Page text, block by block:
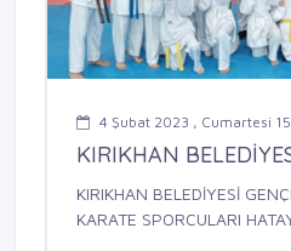
4 Şubat 2023 , Cumartesi
KIRIKHAN
KIRIKHAN BELEDİYESİ
KARATE SPORCULARI